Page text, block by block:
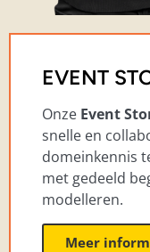
EVENT
Onze Event
snelle en
domeinkennis
met gedeeld
modelleren.
Meer